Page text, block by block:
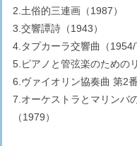
2.土俗的三連画（1987）
3.交響譚詩（1943）
4.タプカーラ交響曲（1954/
5.ピアノと管弦楽のための
6.ヴァイオリン協奏曲 第2
7.オーケストラとマリンバ
（1979）